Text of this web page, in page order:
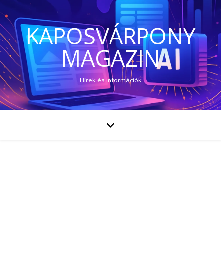
KAPOSVÁRPONY
MAGAZIN
Hírek és információk